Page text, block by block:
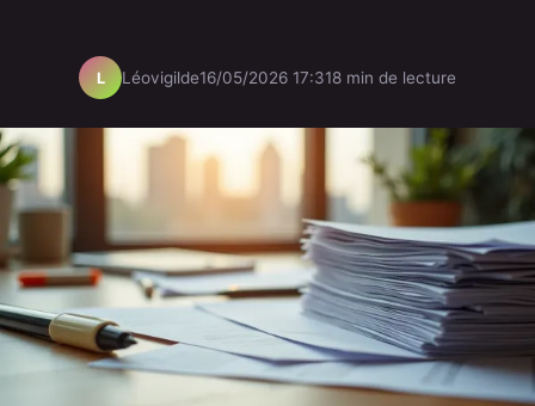
L Léovigilde16/05/2026 17:318 min de lecture